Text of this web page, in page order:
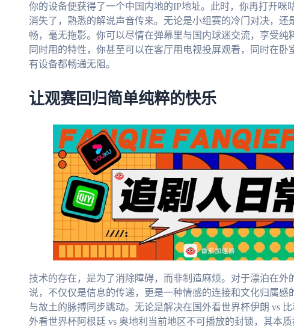
你的设备便获得了一个中国内地的IP地址。此时，你再打开咪
消失了，熟悉的解说声音传来。无论是小组赛的冷门对决，
畅，毫无拖影。你可以尽情在弹幕里与国内球迷交流，享受
同时用的特性，你甚至可以在客厅用电视投屏观看，同时在
有设备都畅通无阻。
让观赛回归简单纯粹的快乐
技术的存在，是为了消除障碍，而非制造麻烦。对于漂泊在
说，不仅仅是信息的传递，更是一种情感的连接和文化归属感
与故土的脉搏同步跳动。无论是解决在国外看世界杯伊朗 vs
外看世界杯阿根廷 vs 奥地利当前地区不可播放的封锁，其本